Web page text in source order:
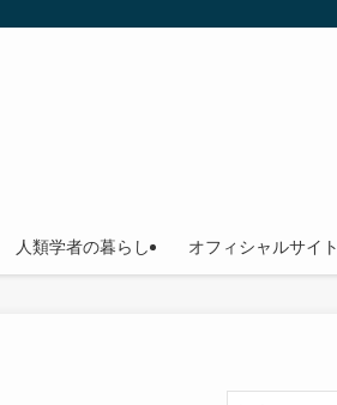
人類学者の暮らし オフィシャルサイト